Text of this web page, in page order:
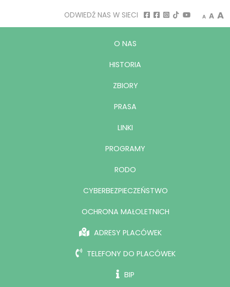
ODWIEDŹ NAS W SIECI A A A
O NAS
HISTORIA
ZBIORY
PRASA
LINKI
PROGRAMY
RODO
CYBERBEZPIECZEŃSTWO
OCHRONA MAŁOLETNICH
ADRESY PLACÓWEK
TELEFONY DO PLACÓWEK
BIP